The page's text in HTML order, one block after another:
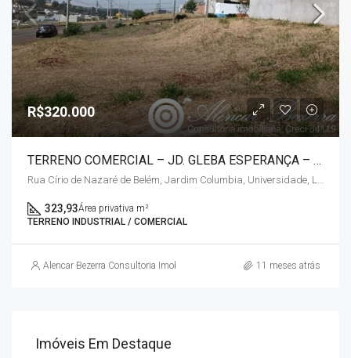
R$320.000
TERRENO COMERCIAL – JD. GLEBA ESPERANÇA – ZN OESTE / LONDRINA
323,93Área privativa m²
TERRENO INDUSTRIAL / COMERCIAL
Alencar Bezerra Consultoria Imobiliária 11 meses atrás
Imóveis Em Destaque